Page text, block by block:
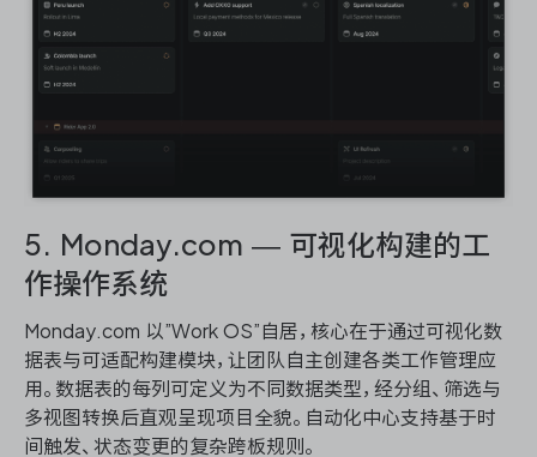
5. Monday.com — 可视化构建的工
作操作系统
Monday.com 以”Work OS”自居，核心在于通过可视化数
据表与可适配构建模块，让团队自主创建各类工作管理应
用。数据表的每列可定义为不同数据类型，经分组、筛选与
多视图转换后直观呈现项目全貌。自动化中心支持基于时
间触发、状态变更的复杂跨板规则。